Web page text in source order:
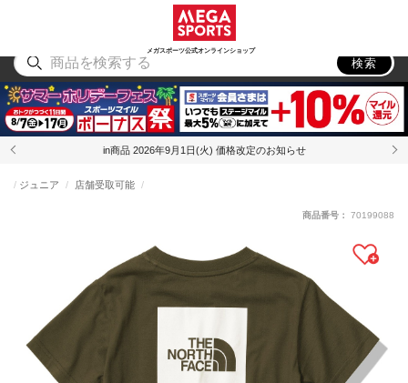
メガスポーツ公式オンラインショップ
アウトドア
検索
in商品 2026年9月1日(火) 価格改定のお知らせ
ジュニア 店舗受取可能
商品番号： 70199088